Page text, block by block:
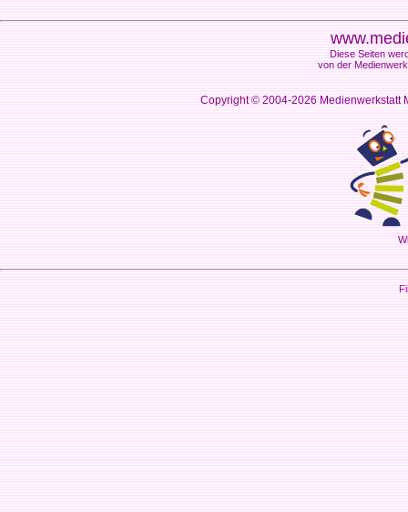
Diese Seiten
von der
Copyright © 2004-2026Medienwerkstatt